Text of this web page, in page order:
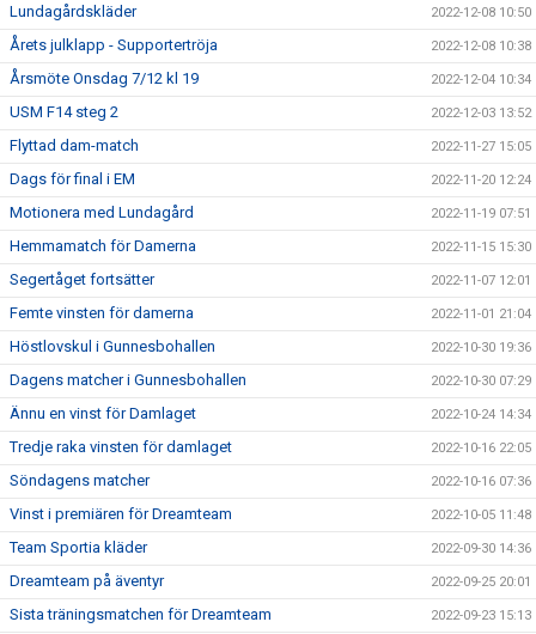
Lundagårdskläder 2022-12-08 10:50
Årets julklapp - Supportertröja 2022-12-08 10:38
Årsmöte Onsdag 7/12 kl 19 2022-12-04 10:34
USM F14 steg 2 2022-12-03 13:52
Flyttad dam-match 2022-11-27 15:05
Dags för final i EM 2022-11-20 12:24
Motionera med Lundagård 2022-11-19 07:51
Hemmamatch för Damerna 2022-11-15 15:30
Segertåget fortsätter 2022-11-07 12:01
Femte vinsten för damerna 2022-11-01 21:04
Höstlovskul i Gunnesbohallen 2022-10-30 19:36
Dagens matcher i Gunnesbohallen 2022-10-30 07:29
Ännu en vinst för Damlaget 2022-10-24 14:34
Tredje raka vinsten för damlaget 2022-10-16 22:05
Söndagens matcher 2022-10-16 07:36
Vinst i premiären för Dreamteam 2022-10-05 11:48
Team Sportia kläder 2022-09-30 14:36
Dreamteam på äventyr 2022-09-25 20:01
Sista träningsmatchen för Dreamteam 2022-09-23 15:13